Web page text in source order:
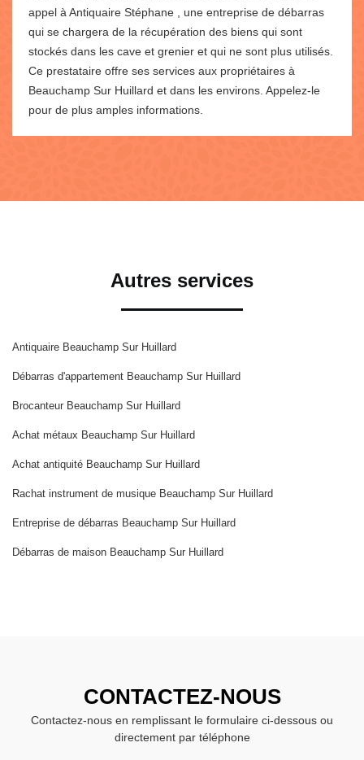
appel à Antiquaire Stéphane , une entreprise de débarras
qui se chargera de la récupération des biens qui sont
stockés dans les cave et grenier et qui ne sont plus utilisés.
Ce prestataire offre ses services aux propriétaires à
Beauchamp Sur Huillard et dans les environs. Appelez-le
pour de plus amples informations.
Autres services
Antiquaire Beauchamp Sur Huillard
Débarras d'appartement Beauchamp Sur Huillard
Brocanteur Beauchamp Sur Huillard
Achat métaux Beauchamp Sur Huillard
Achat antiquité Beauchamp Sur Huillard
Rachat instrument de musique Beauchamp Sur Huillard
Entreprise de débarras Beauchamp Sur Huillard
Débarras de maison Beauchamp Sur Huillard
CONTACTEZ-NOUS
Contactez-nous en remplissant le formulaire ci-dessous ou
directement par téléphone